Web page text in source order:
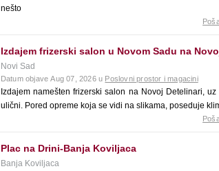
nešto
Izdajem frizerski salon u Novom Sadu na
Novi Sad
Datum objave Aug 07, 2026 u Poslovni prostor i magacini
Izdajem namešten frizerski salon na Novoj Detelinari,
ulični. Pored opreme koja se vidi na slikama, poseduje
Plac na Drini-Banja Koviljaca
Banja Koviljaca